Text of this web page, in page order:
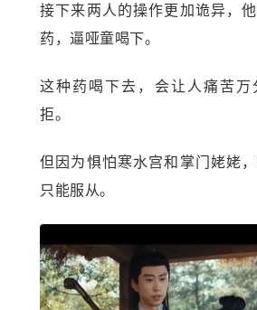
接下来两人的操作更加诡异，
药，逼哑童喝下。
这种药喝下去，会让人痛苦万
拒。
但因为惧怕寒水宫和掌门姥姥，
只能服从。